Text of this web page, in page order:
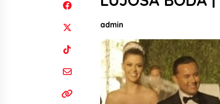
admin